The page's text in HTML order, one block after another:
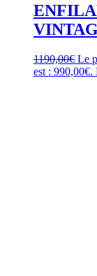
1190,00€ Le
est : 990,00€.